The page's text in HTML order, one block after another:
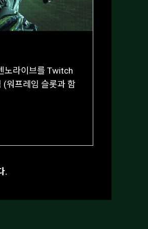
노라이브를 Twitch
워프레임 슬롯과 함
.